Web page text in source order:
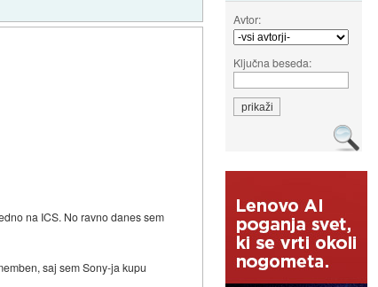
Avtor:
Ključna beseda:
na ICS. No ravno danes sem
saj sem Sony-ja kupu